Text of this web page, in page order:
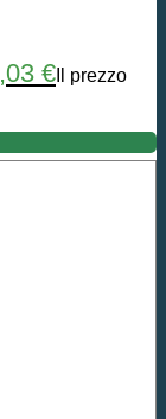
€ Il prezzo